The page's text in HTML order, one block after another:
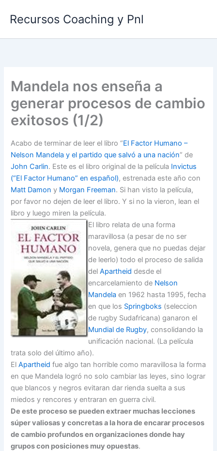
Recursos Coaching y Pnl
Mandela nos enseña a
generar procesos de cambio
exitosos (1/2)
Acabo de terminar de leer el libro “El Factor Humano –
Nelson Mandela y el partido que salvó a una nación” de
John Carlin. Este es el libro original de la película Invictus
(“El Factor Humano” en español), estrenada este año con
Matt Damon y Morgan Freeman. Si han visto la película,
por favor no dejen de leer el libro. Y si no la vieron, lean el
libro y luego miren la película.
El libro relata de una forma
maravillosa (a pesar de no ser
novela, genera que no puedas dejar
de leerlo) todo el proceso de salida
delApartheid desde el
encarcelamiento de Nelson
Mandela en 1962 hasta 1995, fecha
en que los Springboks (seleccion
de rugby Sudafricana) ganaron el
Mundial de Rugby, consolidando la
unificación nacional. (La película
trata solo del último año).
ElApartheid fue algo tan horrible como maravillosa la forma
en que Mandela logró no solo cambiar las leyes, sino lograr
que blancos y negros evitaran dar rienda suelta a sus
miedos y rencores y entraran en guerra civil.
De este proceso se pueden extraer muchas lecciones
súper valiosas y concretas a la hora de encarar procesos
de cambio profundos en organizaciones donde hay
grupos con posiciones muy opuestas.